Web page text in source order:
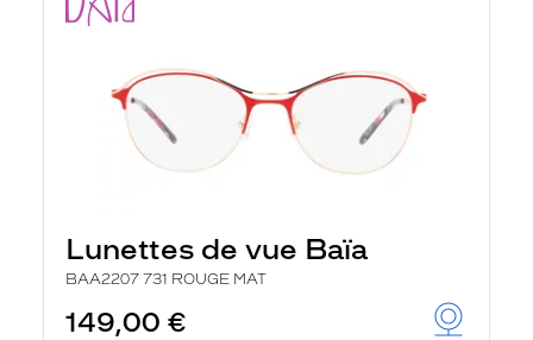
Lunettes de vue Baïa
BAA2207 731 ROUGE MAT
149,00 €